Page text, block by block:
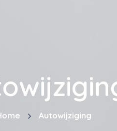
Autowijziging